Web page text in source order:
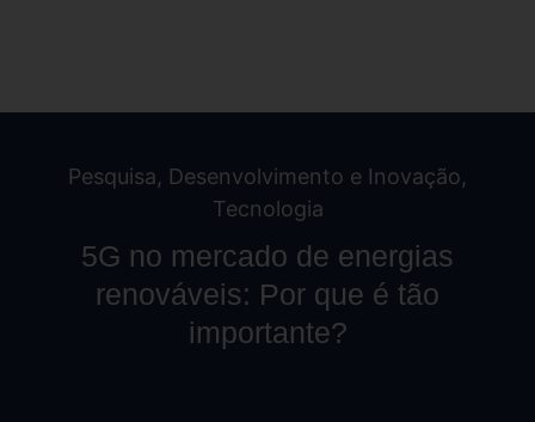
Pesquisa, Desenvolvimento e Inovação,
Tecnologia
5G no mercado de energias
renováveis: Por que é tão
importante?